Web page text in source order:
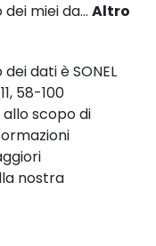
6, comma 1, lettera a) del Regolamento generale sulla protezione dei dati (GDPR). Altro
dati è SONEL
58-100
scopo di
nostra